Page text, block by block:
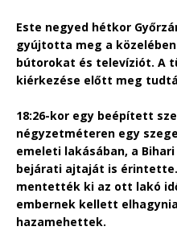
Este negyed hétkor
gyújtotta meg a
bútorokat és televíziót. A
kiérkezése előtt meg
18:26-kor egy beépített
négyzetméteren egy
emeleti lakásában, a
bejárati ajtaját is
mentették ki az ott lakó
embernek kellett
hazamehettek.